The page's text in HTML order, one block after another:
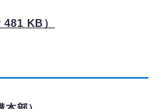
KB）